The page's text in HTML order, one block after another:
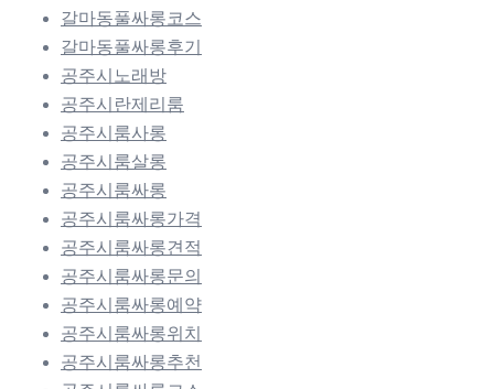
갈마동풀싸롱코스
갈마동풀싸롱후기
공주시노래방
공주시란제리룸
공주시룸사롱
공주시룸살롱
공주시룸싸롱
공주시룸싸롱가격
공주시룸싸롱견적
공주시룸싸롱문의
공주시룸싸롱예약
공주시룸싸롱위치
공주시룸싸롱추천